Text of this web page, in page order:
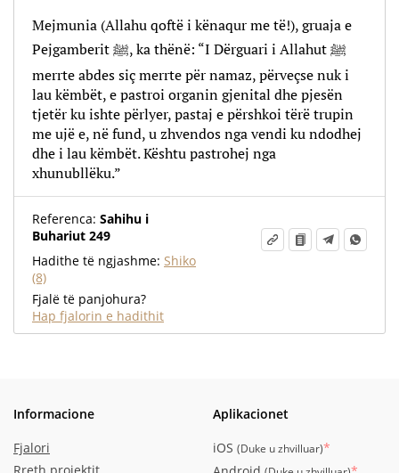
Mejmunia (Allahu qoftë i kënaqur me të!), gruaja e
Pejgamberit ﷺ, ka thënë: “I Dërguari i Allahut ﷺ
merrte abdes siç merrte për namaz, përveçse nuk i
lau këmbët, e pastroi organin gjenital dhe pjesën
tjetër ku ishte përlyer, pastaj e përshkoi tërë trupin
me ujë e, në fund, u zhvendosnga vendi ku ndodhej
dhe i lau këmbët. Kështu pastrohej nga
xhunubllëku.”
Referenca: Sahihu i
Buhariut 249
Hadithe të ngjashme: Shiko
(8)
Fjalë të panjohura?
Hap fjalorin e hadithit
Informacione
Fjalori
Aplikacionet
iOS (Duke u zhvilluar)*